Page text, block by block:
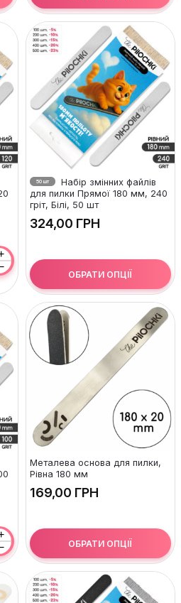
50 шт
Набір змінних файлів
для пилки Прямої 180 мм, 240
гріт, Білі, 50 шт
ГРН
ОБРАТИ ОПЦІЇ
Металева основа для пилки,
Рівна 180 мм
ГРН
ОБРАТИ ОПЦІЇ